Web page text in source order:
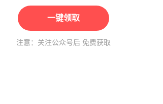
一键领取
注意：关注公众号后 免费获取